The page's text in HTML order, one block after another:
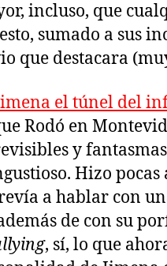
incluso, que
sumado a sus
que destacara
el túnel del
Rodó en
y
Hizo pocas
a hablar con
de con su
, sí, lo que